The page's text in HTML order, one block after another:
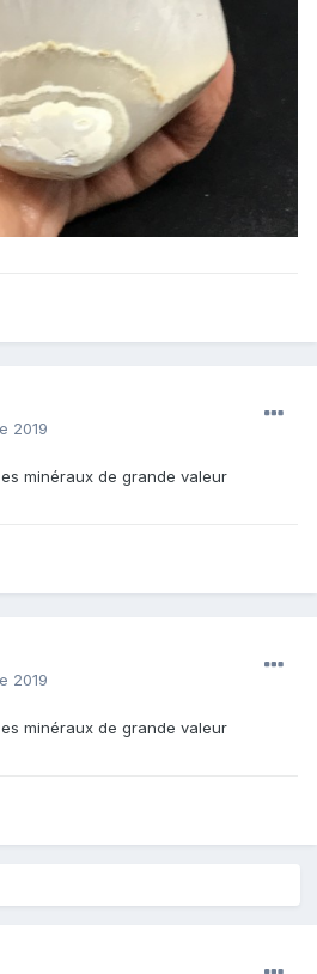
2019
minéraux de grande valeur
2019
minéraux de grande valeur